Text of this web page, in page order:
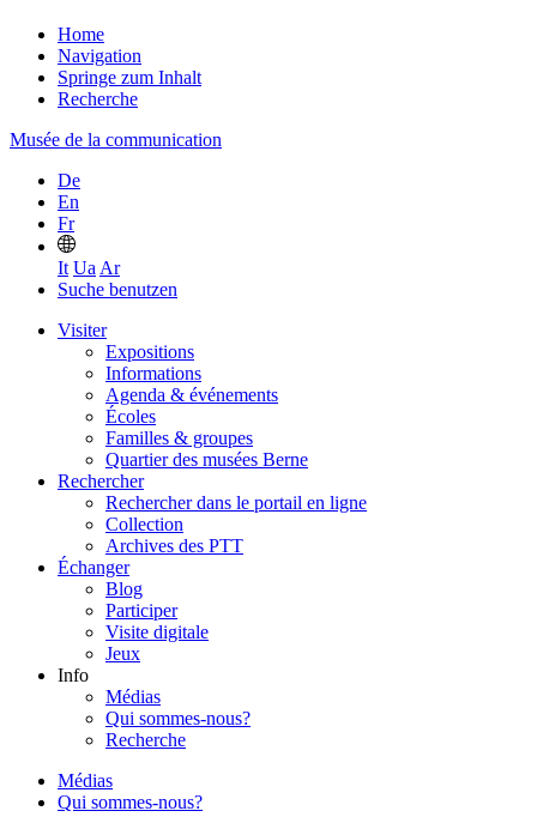
Home
Navigation
Springe zum Inhalt
Recherche
Musée de la communication
De
En
Fr
It Ua Ar
Suche benutzen
Visiter
Expositions
Informations
Agenda & événements
Écoles
Familles & groupes
Quartier des musées Berne
Rechercher
Rechercher dans le portail en ligne
Collection
Archives des PTT
Échanger
Blog
Participer
Visite digitale
Jeux
Info
Médias
Qui sommes-nous?
Recherche
Médias
Qui sommes-nous?